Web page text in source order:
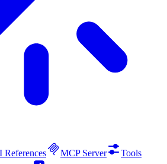
References MCP Server
Tools